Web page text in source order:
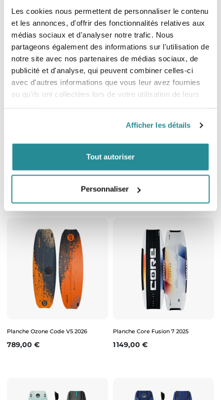
Les cookies nous permettent de personnaliser le contenu
et les annonces, d'offrir des fonctionnalités relatives aux
médias sociaux et d'analyser notre trafic. Nous
partageons également des informations sur l'utilisation de
notre site avec nos partenaires de médias sociaux, de
publicité et d'analyse, qui peuvent combiner celles-ci
avec d'autres informations que vous leur avez fournies
ou qu'ils ont collectées lors de votre utilisation de leurs
Afficher les détails
Tout autoriser
Personnaliser
Standard
Prix
829,99 €
1 199,00 €
Planche Duotone Gonzales 2026 Planche Reedin SpaceAgency 2026
1 079,00 €
Planche Ozone Code V5 2026
Prix
789,00 €
Planche Core Fusion 7 2025
Prix
1 149,00 €